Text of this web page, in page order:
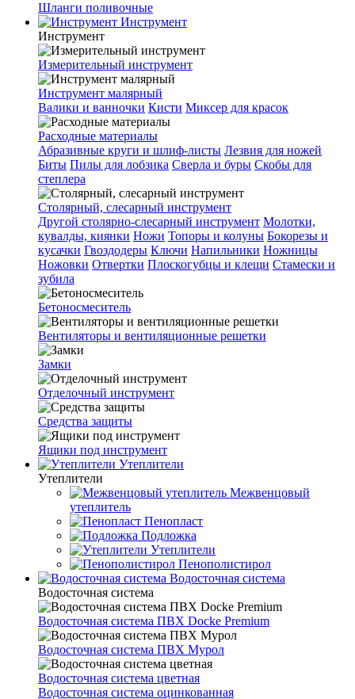
Шланги поливочные
Инструмент
Инструмент
Измерительный инструмент
Инструмент малярный
Валики и ванночки Кисти Миксер для красок
Расходные материалы
Абразивные круги и шлиф-листы Лезвия для ножей
Биты Пилы для лобзика Сверла и буры Скобы для
степлера
Столярный, слесарный инструмент
Другой столярно-слесарный инструмент Молотки,
кувалды, киянки Ножи Топоры и колуны Бокорезы и
кусачки Гвоздодеры Ключи Напильники Ножницы
Ножовки Отвертки Плоскогубцы и клещи Стамески и
зубила
Бетоносмеситель
Вентиляторы и вентиляционные решетки
Замки
Отделочный инструмент
Средства защиты
Ящики под инструмент
Утеплители
Утеплители
Межвенцовый
утеплитель
Пенопласт
Подложка
Утеплители
Пенополистирол
Водосточная система
Водосточная система
Водосточная система ПВХ Docke Premium
Водосточная система ПВХ Мурол
Водосточная система цветная
Водосточная система оцинкованная